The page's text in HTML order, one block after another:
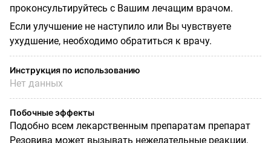
проконсультируйтесь с Вашим лечащим врачом.
Если улучшение не наступило или Вы чувствуете
ухудшение, необходимо обратиться к врачу.
Инструкция по использованию
Нет данных
Побочные эффекты
Подобно всем лекарственным препаратам препарат
Резовива может вызывать нежелательные реакции,